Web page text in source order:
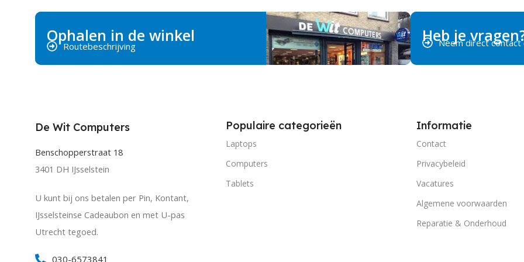
Ophalen in de winkel
Routebeschrijving
Heb je
Neem direct contact
De Wit Computers
Benschopperstraat 18
3401 DH IJsselstein
U kunt bij ons betalen per Pin, Kontant,
IJsselsteinse Cadeaubon en met U-pas
Utrecht tegoed.
030-6573841
Populaire categorieën
Laptops
Computers
Tablets
Informatie
Contact
Privacybeleid
Vacatures
Algemene voorwaarden
Reparatie & Onderhoud